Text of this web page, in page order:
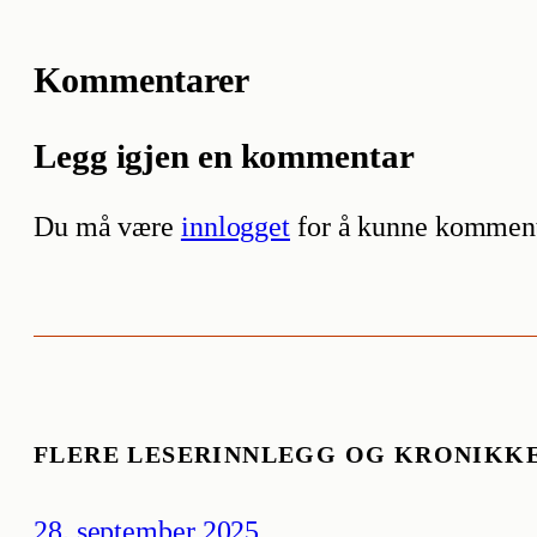
Kommentarer
Legg igjen en kommentar
Du må være innlogget for å kunne
FLERE LESERINNLEGG OG
28. september 2025